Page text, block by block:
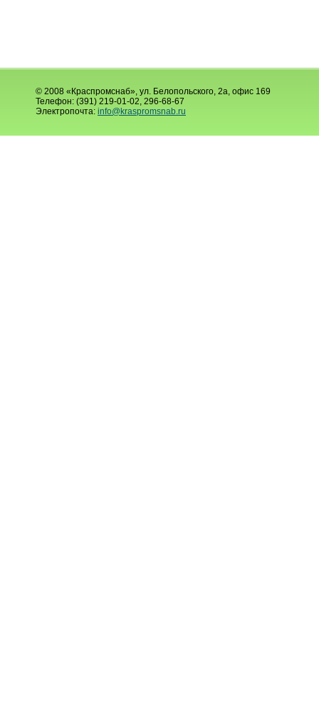
© 2008 «Краспромснаб», ул. Белопольского, 2а, офис 169
Телефон: (391) 219-01-02, 296-68-67
Электропочта: info@kraspromsnab.ru